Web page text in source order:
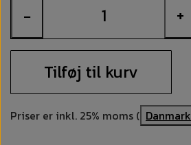
Varekategori
Tøjvask, Tabs
Brand
WeClean®
Miljømærkning
Anvendelse
− +
Tilføj til kurv
Priser er inkl. 25% moms ( Danmark